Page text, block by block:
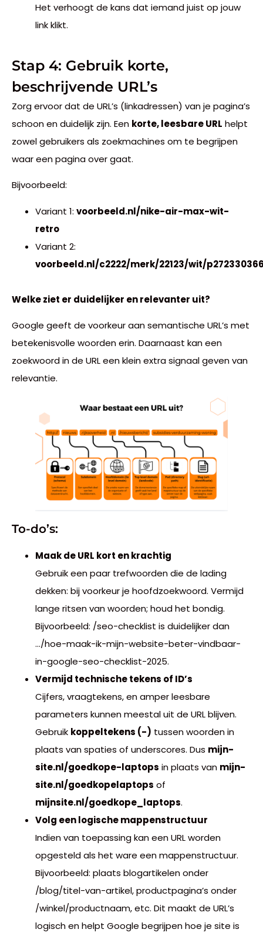
Het verhoogt de kans dat iemand juist op jouw
link klikt.
Stap 4: Gebruik korte,
beschrijvende URL’s
Zorg ervoor dat de URL’s (linkadressen) van je pagina’s
schoon en duidelijk zijn. Een korte, leesbare URL helpt
zowel gebruikers als zoekmachines om te begrijpen
waar een pagina over gaat.
Bijvoorbeeld:
Variant 1: voorbeeld.nl/nike-air-max-wit-
retro
Variant 2:
voorbeeld.nl/c2222/merk/22123/wit/
Welke ziet er duidelijker en relevanter uit?
Google geeft de voorkeur aan semantische URL’s met
betekenisvolle woorden erin. Daarnaast kan een
zoekwoord in de URL een klein extra signaal geven van
relevantie.
To-do’s:
Maak de URL kort en krachtig
Gebruik een paar trefwoorden die de lading
dekken: bij voorkeur je hoofdzoekwoord. Vermijd
lange ritsen van woorden; houd het bondig.
Bijvoorbeeld: /seo-checklist is duidelijker dan
…/hoe-maak-ik-mijn-website-beter-vindbaar-
in-google-seo-checklist-2025.
Vermijd technische tekens of ID’s
Cijfers, vraagtekens, en amper leesbare
parameters kunnen meestal uit de URL blijven.
Gebruik koppeltekens (-) tussen woorden in
plaats van spaties of underscores. Dus mijn-
site.nl/goedkope-laptops in plaats van mijn-
site.nl/goedkopelaptops of
mijnsite.nl/goedkope_laptops.
Volg een logische mappenstructuur
Indien van toepassing kan een URL worden
opgesteld als het ware een mappenstructuur.
Bijvoorbeeld: plaats blogartikelen onder
/blog/titel-van-artikel, productpagina’s onder
/winkel/productnaam, etc. Dit maakt de URL’s
logisch en helpt Google begrijpen hoe je site is